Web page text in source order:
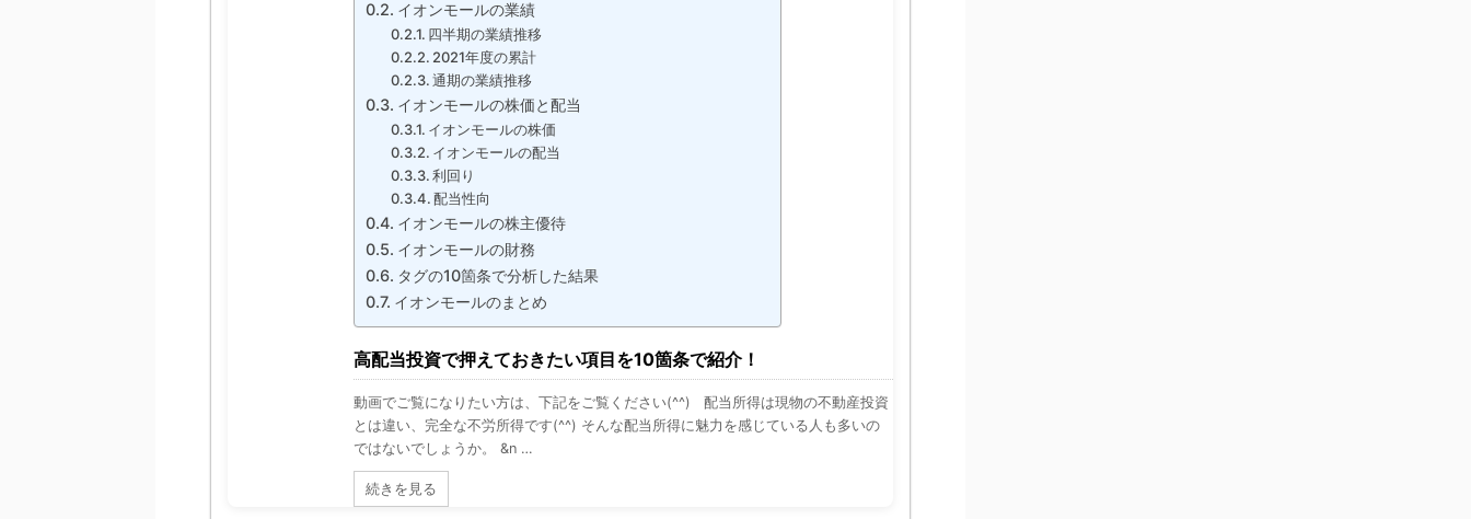
イオンモールの業績
四半期の業績推移
2021年度の累計
通期の業績推移
イオンモールの株価と配当
イオンモールの株価
イオンモールの配当
利回り
配当性向
イオンモールの株主優待
イオンモールの財務
タグの10箇条で分析した結果
イオンモールのまとめ
高配当投資で押えておきたい項目を10箇条で紹介！
動画でご覧になりたい方は、下記をご覧ください(^^) 配当所得は現物の不動産投資
とは違い、完全な不労所得です(^^) そんな配当所得に魅力を感じている人も多いの
ではないでしょうか。 &n …
続きを見る